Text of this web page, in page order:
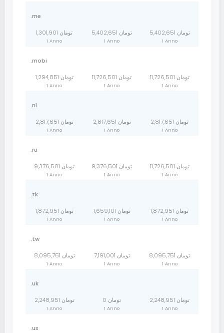
.me
1,301,901 تومان
1 Anno
5,402,651 تومان
1 Anno
5,402,651 تومان
1 Anno
.mobi
1,294,851 تومان
1 Anno
11,726,501 تومان
1 Anno
11,726,501 تومان
1 Anno
.nl
2,817,651 تومان
1 Anno
2,817,651 تومان
1 Anno
2,817,651 تومان
1 Anno
.ru
9,376,501 تومان
1 Anno
9,376,501 تومان
1 Anno
11,726,501 تومان
1 Anno
.tk
1,872,951 تومان
1 Anno
1,659,101 تومان
1 Anno
1,872,951 تومان
1 Anno
.tw
8,095,751 تومان
1 Anno
7,191,001 تومان
1 Anno
8,095,751 تومان
1 Anno
.uk
2,248,951 تومان
1 Anno
0 تومان
1 Anno
2,248,951 تومان
1 Anno
.us